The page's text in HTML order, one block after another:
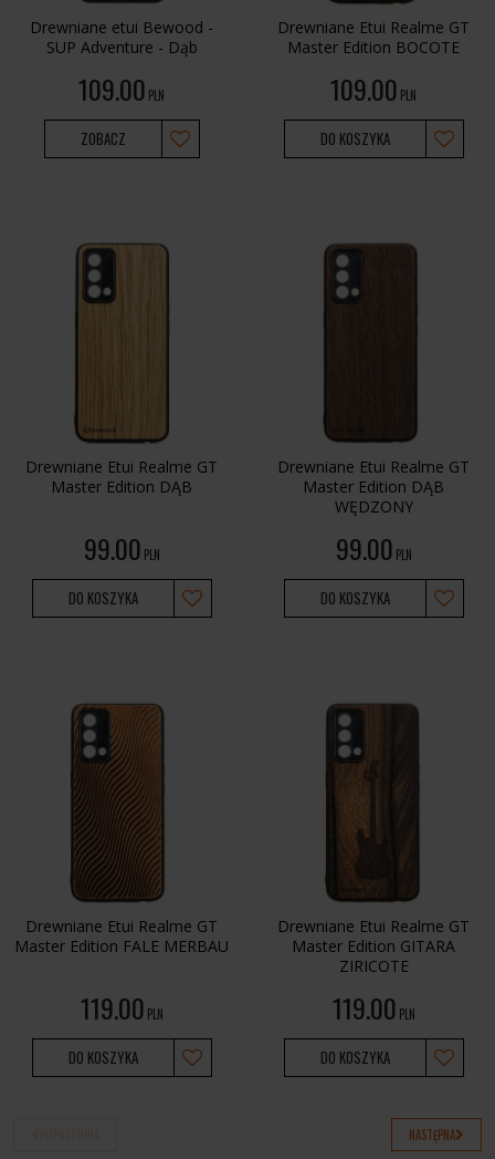
Drewniane etui Bewood -
SUP Adventure - Dąb
109.00 PLN
ZOBACZ
Drewniane Etui Realme GT
Master Edition BOCOTE
109.00 PLN
DO KOSZYKA
Drewniane Etui Realme GT
Master Edition DĄB
99.00 PLN
DO KOSZYKA
Drewniane Etui Realme GT
Master Edition DĄB
WĘDZONY
99.00 PLN
DO KOSZYKA
Drewniane Etui Realme GT
Master Edition FALE MERBAU
119.00 PLN
DO KOSZYKA
Drewniane Etui Realme GT
Master Edition GITARA
ZIRICOTE
119.00 PLN
DO KOSZYKA
NASTĘPNA